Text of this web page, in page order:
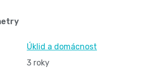
Úklid a domácnost
3 roky